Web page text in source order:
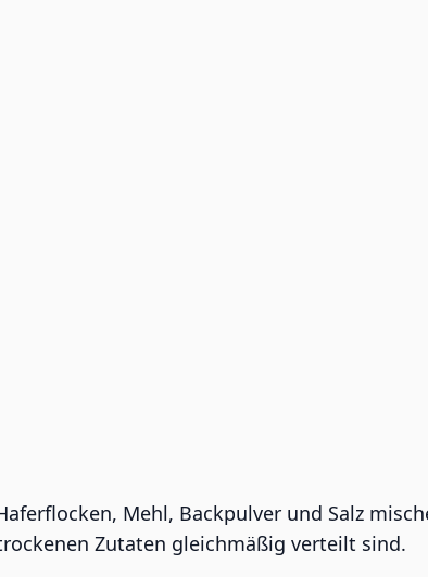
Mehl, Backpulver und Salz
Zutaten gleichmäßig verteilt sind.